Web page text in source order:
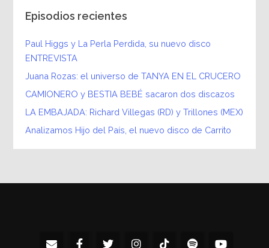
Episodios recientes
Paul Higgs y La Perla Perdida, su nuevo disco
ENTREVISTA
Juana Rozas: el universo de TANYA EN EL CRUCERO
CAMIONERO y BESTIA BEBÉ sacaron dos discazos
LA EMBAJADA: Richard Villegas (RD) y Trillones (MEX)
Analizamos Hijo del País, el nuevo disco de Carrito